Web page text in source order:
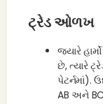
ટ્રેડ ઓળખ
જ્યારે
છે, ત્યારે
પેટર્નમાં).
AB અને